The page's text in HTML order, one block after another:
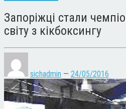
Запоріжці стали
світу з кікбоксингу
sichadmin — 24/05/2016